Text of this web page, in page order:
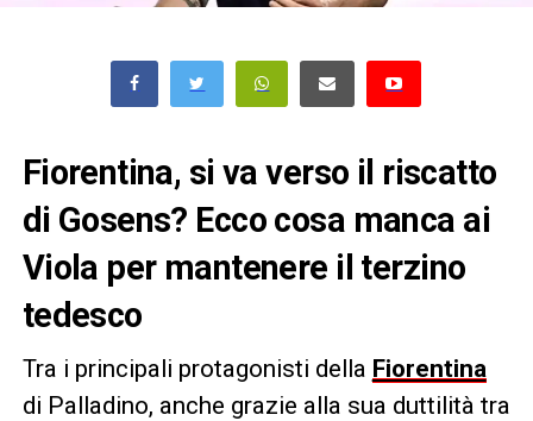
Fiorentina, si va verso il riscatto
di Gosens? Ecco cosa manca ai
Viola per mantenere il terzino
tedesco
Tra i principali protagonisti della Fiorentina
di Palladino, anche grazie alla sua duttilità tra